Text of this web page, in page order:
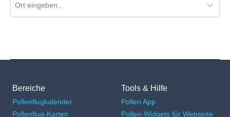
Ort eingeben...
Bereiche
Pollenflugkalender
Pollenflug-Karten
Tools & Hilfe
Pollen App
Pollen-Widgets für Webseite